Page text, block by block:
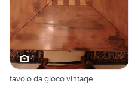
4
tavolo da gioco vintage